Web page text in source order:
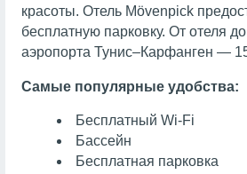
красоты. Отель Mövenpick
бесплатную парковку. От отеля
аэропорта Тунис–Карфанген —
Самые популярные удобства:
Бесплатный Wi-Fi
Бассейн
Бесплатная парковка